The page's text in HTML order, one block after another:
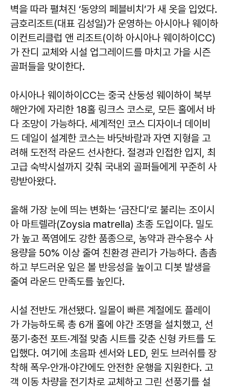
벽을 따라 펼쳐진 ‘동양의 페블비치’가 새 옷을 입었다.
금호리조트(대표 김성일)가 운영하는 아시아나 웨이하
이컨트리클럽 앤 리조트(이하 아시아나 웨이하이CC)
가 잔디 교체와 시설 업그레이드를 마치고 가을 시즌
골퍼들을 맞이한다.
아시아나 웨이하이CC는 중국 산둥성 웨이하이 북부
해안가에 자리한 18홀 링크스 코스로, 모든 홀에서 바
다 조망이 가능하다. 세계적인 코스 디자이너 데이비
드 데일이 설계한 코스는 바닷바람과 자연 지형을 고
려해 도전적 라운드 선사한다. 절경과 인접한 입지, 최
고급 숙박시설까지 갖춰 국내외 골퍼들에게 꾸준히 사
랑받아왔다.
올해 가장 눈에 띄는 변화는 ‘금잔디’로 불리는 조이시
아 마트렐라(Zoysia matrella) 초종 도입이다. 밀도
가 높고 폭염에도 강한 품종으로, 농약과 관수용수 사
용량을 50% 이상 줄여 친환경 관리가 가능하다. 촘촘
하고 부드러운 잎은 볼 반응성을 높이고 디봇 발생을
줄여 라운드 만족도를 높인다.
시설 전반도 개선됐다. 일몰이 빠른 계절에도 플레이
가 가능하도록 총 6개 홀에 야간 조명을 설치했고, 선
풍기·충전 포트·계절 맞춤 시트를 갖춘 신형 카트를 도
입했다. 여기에 초음파 센서와 LED, 윈도 브러쉬를 장
착해 폭우·안개·야간에도 안전한 운행을 지원한다. 고
객 이동 차량을 전기차로 교체하고 그린 선풍기를 설